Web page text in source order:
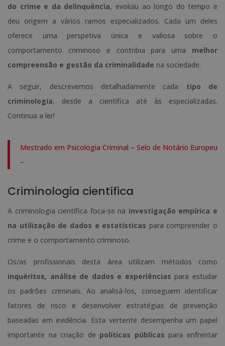
do crime e da delinquência, evoluiu ao longo do tempo e
deu origem a vários ramos especializados. Cada um deles
oferece uma perspetiva única e valiosa sobre o
comportamento criminoso e contribui para uma melhor
compreensão e gestão da criminalidade na sociedade.
A seguir, descrevemos detalhadamente cada tipo de
criminologia, desde a científica até às especializadas.
Continua a ler!
Mestrado em Psicologia Criminal – Selo de Notário Europeu
–
Criminologia científica
A criminologia científica foca-se na investigação empírica e
na utilização de dados e estatísticas para compreender o
crime e o comportamento criminoso.
Os/as profissionais desta área utilizam métodos como
inquéritos, análise de dados e experiências para estudar
os padrões criminais. Ao analisá-los, conseguem identificar
fatores de risco e desenvolver estratégias de prevenção
baseadas em evidência. Esta vertente desempenha um papel
importante na criação de políticas públicas para enfrentar